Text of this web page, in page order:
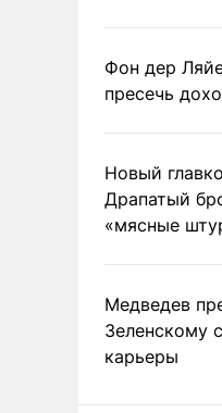
Фон дер
пресечь
Новый
Драпатый
«мясные
Медведев
Зеленскому
карьеры